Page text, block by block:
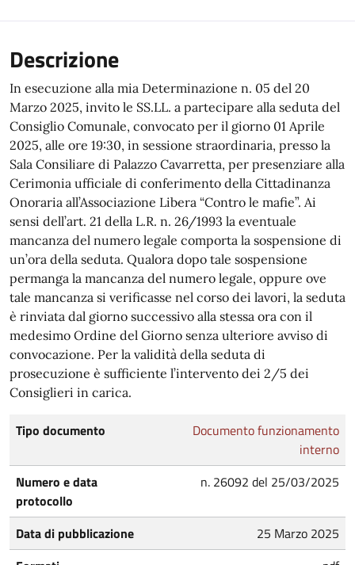
Descrizione
In esecuzione alla mia Determinazione n. 05 del 20
Marzo 2025, invito le SS.LL. a partecipare alla seduta del
Consiglio Comunale, convocato per il giorno 01 Aprile
2025, alle ore 19:30, in sessione straordinaria, presso la
Sala Consiliare di Palazzo Cavarretta, per presenziare alla
Cerimonia ufficiale di conferimento della Cittadinanza
Onoraria all’Associazione Libera “Contro le mafie”. Ai
sensi dell’art. 21 della L.R. n. 26/1993 la eventuale
mancanza del numero legale comporta la sospensione di
un’ora della seduta. Qualora dopo tale sospensione
permanga la mancanza del numero legale, oppure ove
tale mancanza si verificasse nel corso dei lavori, la seduta
è rinviata dal giorno successivo alla stessa ora con il
medesimo Ordine del Giorno senza ulteriore avviso di
convocazione. Per la validità della seduta di
prosecuzione è sufficiente l’intervento dei 2/5 dei
Consiglieri in carica.
Tipo documento
Documento funzionamento
interno
Numero e data
protocollo
n. 26092 del 25/03/2025
Data di pubblicazione
25 Marzo 2025